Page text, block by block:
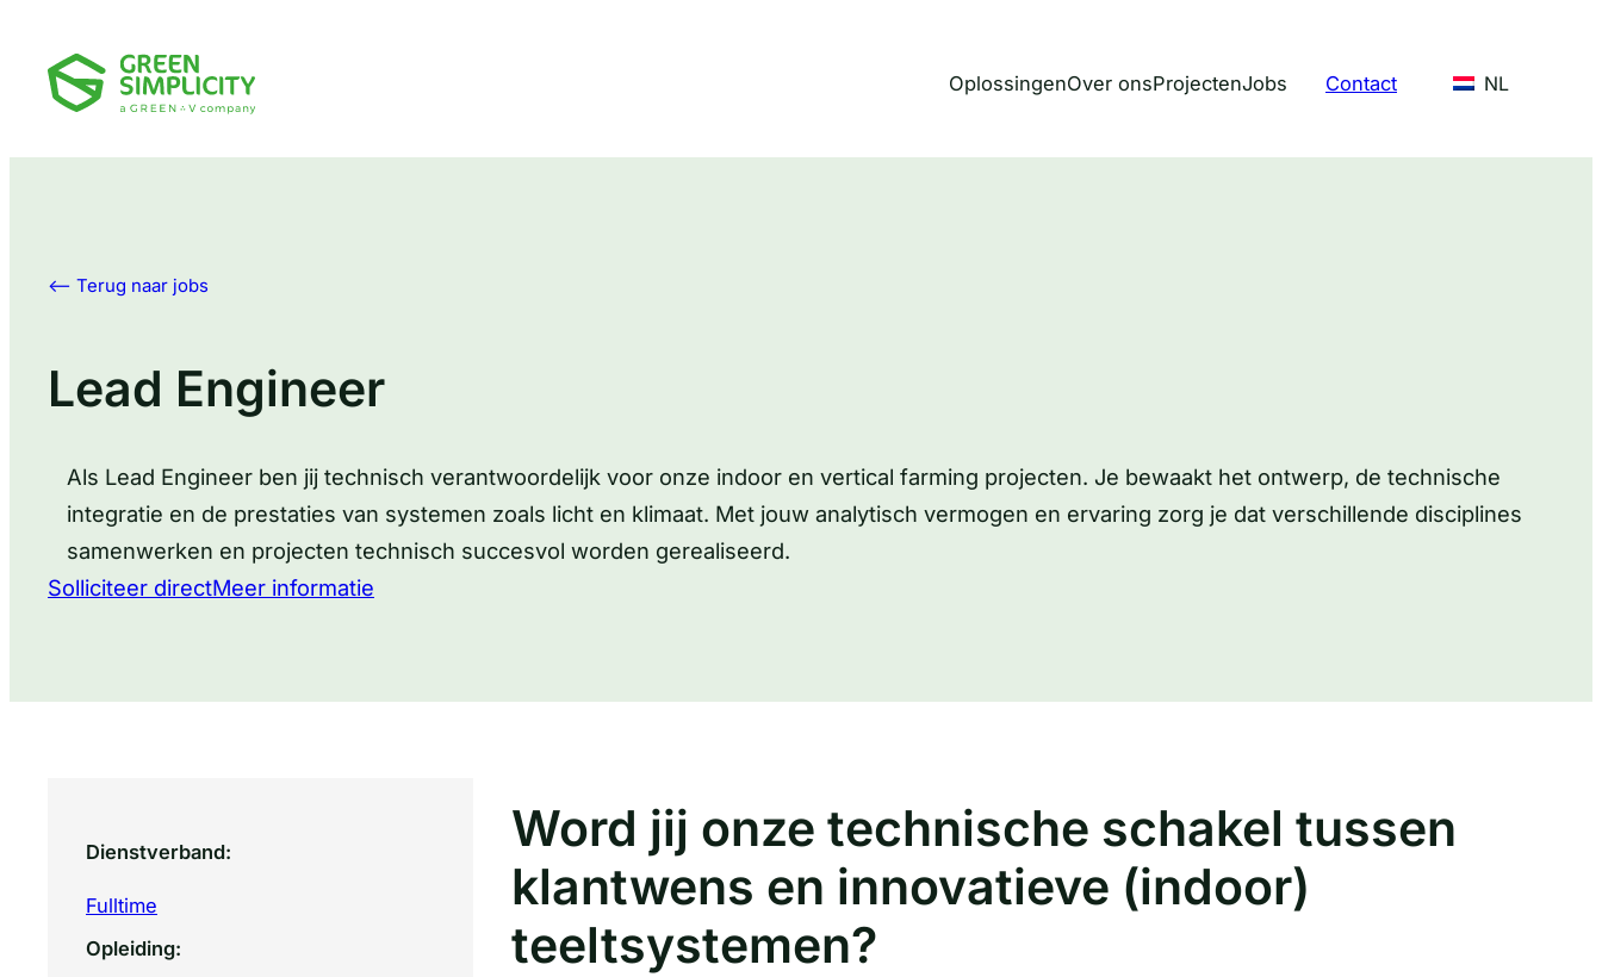
OplossingenOver onsProjectenJobs Contact NL
<– Terug naar jobs
Lead Engineer
Als Lead Engineer ben jij technisch verantwoordelijk voor onze indoor en vertical farming projecten. Je bewaakt het ontwerp, de technische
integratie en de prestaties van systemen zoals licht en klimaat. Met jouw analytisch vermogen en ervaring zorg je dat verschillende disciplines
samenwerken en projecten technisch succesvol worden gerealiseerd.
Solliciteer directMeer informatie
Dienstverband:
Fulltime
Opleiding:
Word jij onze technische schakel tussen
klantwens en innovatieve (indoor)
teeltsystemen?